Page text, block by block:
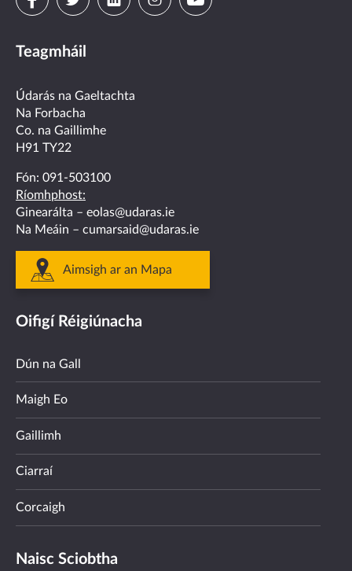
on
facebook
on
twitterlinkedin
Teagmháil
Údarás na Gaeltachta
Na Forbacha
Co. na Gaillimhe
H91 TY22
Fón: 091-503100
Ríomhphost:
Ginearálta – eolas@udaras.ie
Na Meáin – cumarsaid@udaras.ie
Aimsigh ar an Mapa
Oifigí Réigiúnacha
Dún na Gall
Maigh Eo
Gaillimh
Ciarraí
Corcaigh
Naisc Sciobtha